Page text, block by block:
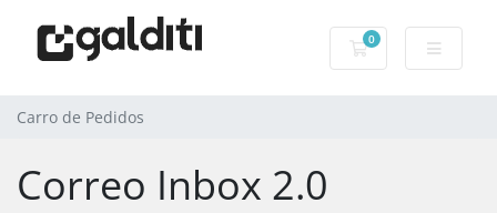
0
Carro de Pedidos
Carro de Pedidos
Correo Inbox 2.0